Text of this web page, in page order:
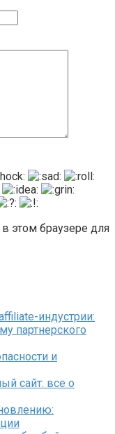
этом браузере для
индустрии:
партнерского
и
сайт: все о